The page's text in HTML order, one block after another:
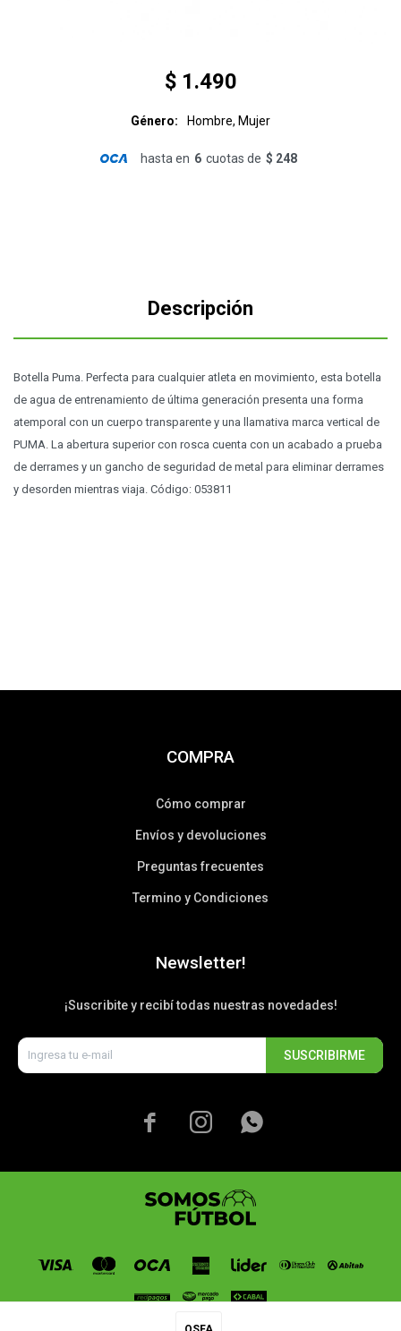
$ 1.490
Género Hombre, Mujer
hasta en 6 cuotas de $ 248
Descripción
Botella Puma. Perfecta para cualquier atleta en movimiento, esta botella
de agua de entrenamiento de última generación presenta una forma
atemporal con un cuerpo transparente y una llamativa marca vertical de
PUMA. La abertura superior con rosca cuenta con un acabado a prueba
de derrames y un gancho de seguridad de metal para eliminar derrames
y desorden mientras viaja. Código: 053811
COMPRA
Cómo comprar
Envíos y devoluciones
Preguntas frecuentes
Termino y Condiciones
Newsletter!
¡Suscribite y recibí todas nuestras novedades!
SUSCRIBIRME
  